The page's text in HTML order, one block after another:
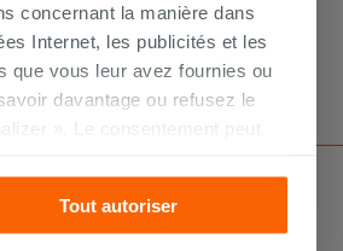
concernant la manière dans
Internet, les publicités et les
que vous leur avez fournies ou
davantage ou refusez le
». Le consentement peut
Tout autoriser